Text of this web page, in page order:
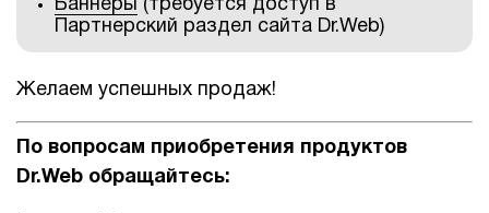
Баннеры (требуется доступ в
Партнерский раздел сайта Dr.Web)
Желаем успешных продаж!
По вопросам приобретения продуктов
Dr.Web обращайтесь: